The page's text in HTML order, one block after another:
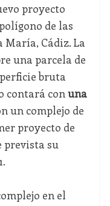
proyecto
de las
María, Cádiz. La
una parcela de
bruta
contará conuna
un complejo de
proyecto de
prevista su
en el